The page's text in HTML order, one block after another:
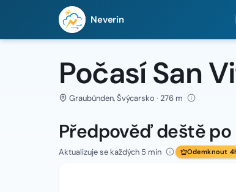
Neverin
Počasí San
Graubünden, Švýcarsko · 276 m
Předpověď deště
Aktualizuje se každých 5 min Odemknout